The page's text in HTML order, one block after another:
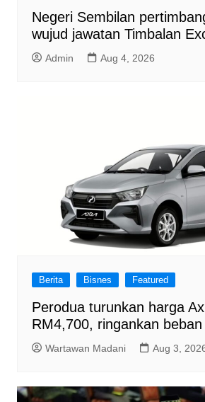
Negeri Sembilan
wujud jawatan Timbalan
Admin Aug 4, 2026
Berita Bisnes Featured
Perodua turunkan harga
RM4,700, ringankan
Wartawan Madani Aug 3,